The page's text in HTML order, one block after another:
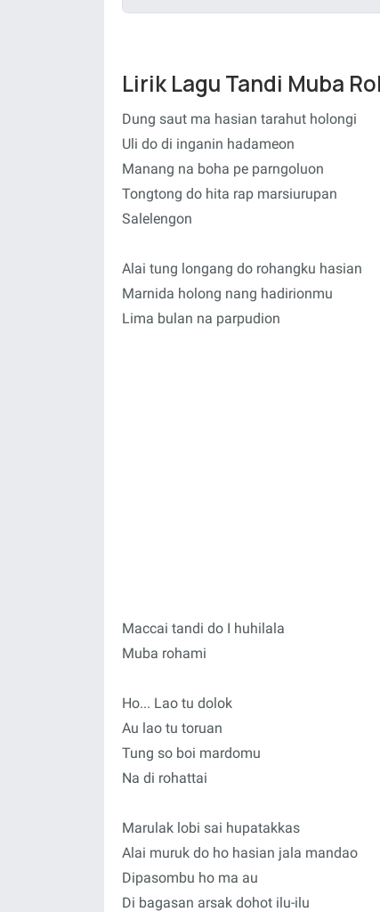
Lirik Lagu Tandi Muba
Dung saut ma hasian tarahut holongi
Uli do di inganin hadameon
Manang na boha pe parngoluon
Tongtong do hita rap marsiurupan
Salelengon
Alai tung longang do rohangku hasian
Marnida holong nang hadirionmu
Lima bulan na parpudion
Maccai tandi do I huhilala
Muba rohami
Ho... Lao tu dolok
Au lao tu toruan
Tung so boi mardomu
Na di rohattai
Marulak lobi sai hupatakkas
Alai muruk do ho hasian jala mandao
Dipasombu ho ma au
Di bagasan arsak dohot ilu-ilu